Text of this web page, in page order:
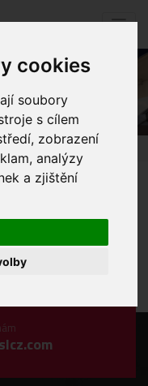
cookies
soubory
s cílem
zobrazení
analýzy
a zjištění
i